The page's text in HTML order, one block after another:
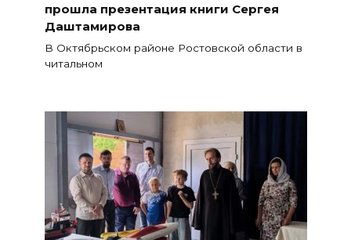
прошла презентация книги Сергея
Даштамирова
В Октябрьском районе Ростовской области в
читальном